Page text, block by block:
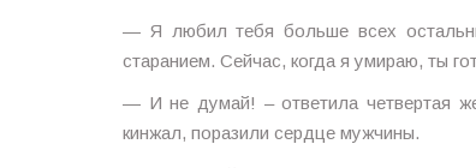
— Я любил тебя больше всех
старанием. Сейчас, когда я умираю, ты
— И не думай! – ответила четвертая
кинжал, поразили сердце мужчины.